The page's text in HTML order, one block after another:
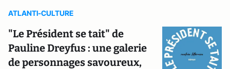
ATLANTI-CULTURE
"Le Président se tait" de
Pauline Dreyfus : une galerie
de personnages savoureux,